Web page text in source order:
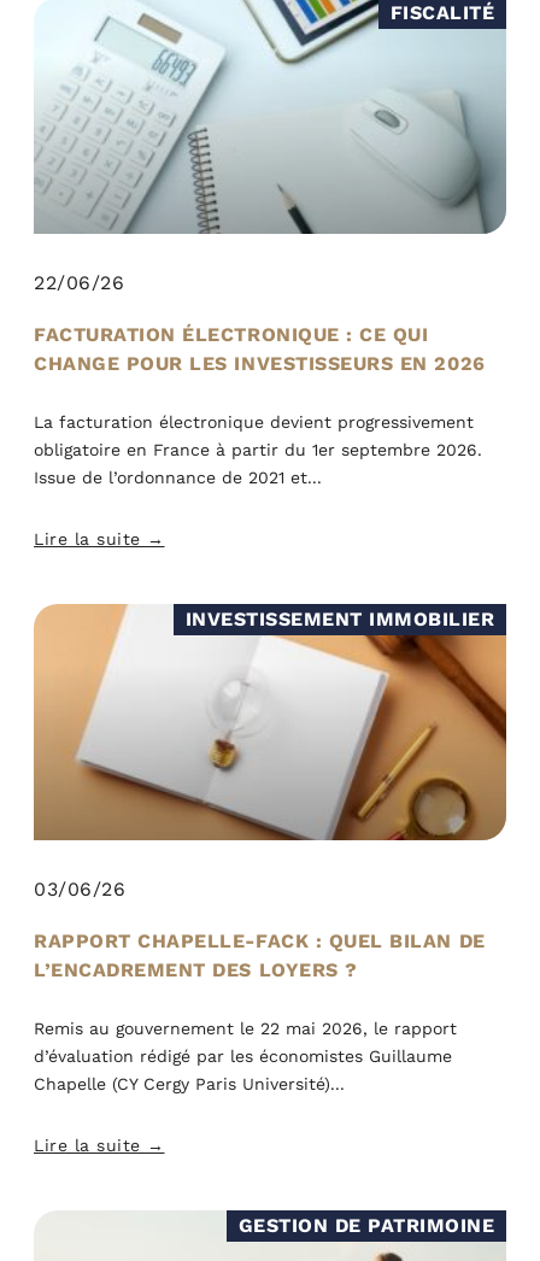
FISCALITÉ
FACTURATION ÉLECTRONIQUE : CE QUI
CHANGE POUR LES INVESTISSEURS EN 2026
La facturation électronique devient progressivement
obligatoire en France à partir du 1er septembre 2026.
Issue de l’ordonnance de 2021 et
Lire la suite →
22/06/26
INVESTISSEMENT IMMOBILIER
RAPPORT CHAPELLE-FACK : QUEL BILAN DE
L’ENCADREMENT DES LOYERS ?
Remis au gouvernement le 22 mai 2026, le rapport
d’évaluation rédigé par les économistes Guillaume
Chapelle (CY Cergy Paris Université)
Lire la suite →
03/06/26
GESTION DE PATRIMOINE